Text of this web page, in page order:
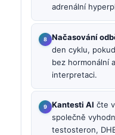
adrenální
Načasování
den cyklu,
bez hormonální
interpretaci.
Kantesti AI čte
společně
testosteron,